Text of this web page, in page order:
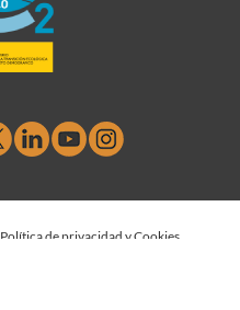
Política de privacidad y Cookies